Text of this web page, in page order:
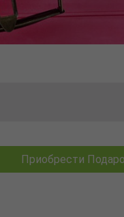
Приобрести